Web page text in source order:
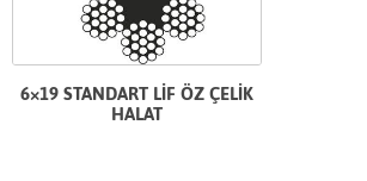
6×19 STANDART LİF ÖZ ÇELİK
HALAT